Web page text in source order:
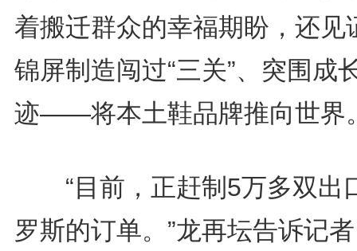
着搬迁群众的幸福期盼，还见
锦屏制造闯过“三关”、突围成
迹——将本土鞋品牌推向世界
“目前，正赶制5万多双出
罗斯的订单。”龙再坛告诉记